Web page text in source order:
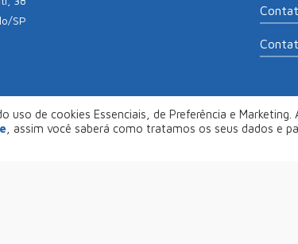
SP
Aliança Empreendedora . Desenvolvido por
de cookies Essenciais, de Preferência e Marketing.
, assim você saberá como tratamos os seus dados e